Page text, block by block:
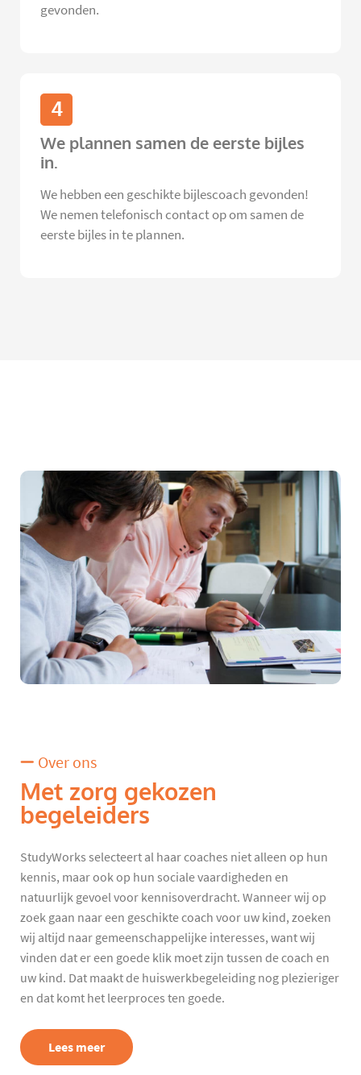
gevonden.
4
We plannen samen de eerste bijles
in.
We hebben een geschikte bijlescoach gevonden!
We nemen telefonisch contact op om samen de
eerste bijles in te plannen.
Over ons
Met zorg gekozen
begeleiders
StudyWorks selecteert al haar coaches niet alleen op hun
kennis, maar ook op hun sociale vaardigheden en
natuurlijk gevoel voor kennisoverdracht. Wanneer wij op
zoek gaan naar een geschikte coach voor uw kind, zoeken
wij altijd naar gemeenschappelijke interesses, want wij
vinden dat er een goede klik moet zijn tussen de coach en
uw kind. Dat maakt de huiswerkbegeleiding nog plezieriger
en dat komt het leerproces ten goede.
Lees meer